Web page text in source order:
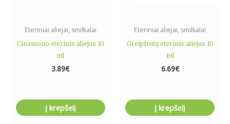
Eteriniai aliejai, smilkalai
Cinamono eterinis aliejus 10
ml
3.89€
Į krepšelį
Eteriniai aliejai, smilkalai
Greipfrutų eterinis aliejus 10
ml
6.69€
Į krepšelį